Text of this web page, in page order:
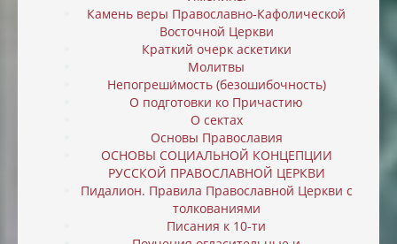
Камень веры Православно-Кафолической
Восточной Церкви
Краткий очерк аскетики
Молитвы
Непогреши́мость (безошибочность)
О подготовки ко Причастию
О сектах
Основы Православия
ОСНОВЫ СОЦИАЛЬНОЙ КОНЦЕПЦИИ
РУССКОЙ ПРАВОСЛАВНОЙ ЦЕРКВИ
Пидалион. Правила Православной Церкви с
толкованиями
Писания к 10-ти